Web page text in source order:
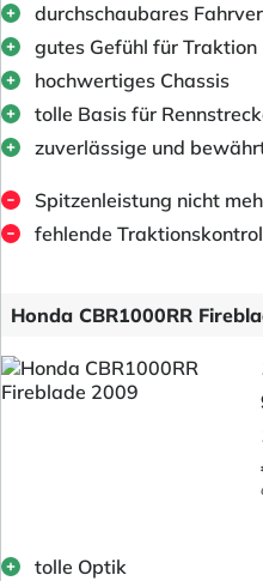
durchschaubares
gutes Gefühl für Traktion
hochwertiges Chassis
tolle Basis für
zuverlässige und
Spitzenleistung nicht
fehlende
Honda CBR1000RR
tolle Optik